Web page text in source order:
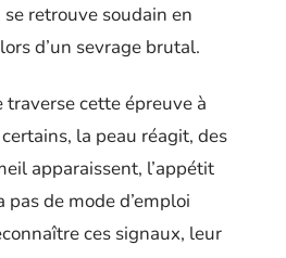
retrouve soudain en
d’un sevrage brutal.
traverse cette épreuve à
la peau réagit, des
apparaissent, l’appétit
pas de mode d’emploi
ces signaux, leur